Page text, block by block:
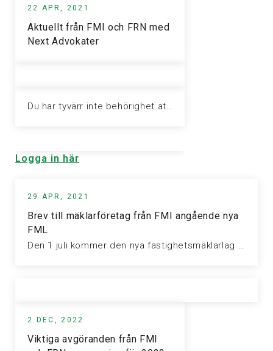
22 APR, 2021
Aktuellt från FMI och FRN med
Next Advokater
Logga in här
29 APR, 2021
Brev till mäklarföretag från FMI angående nya
FML
Den 1 juli kommer den nya fastighetsmäklarlag med största sannolikhet att börja…
2 DEC, 2022
Viktiga avgöranden från FMI